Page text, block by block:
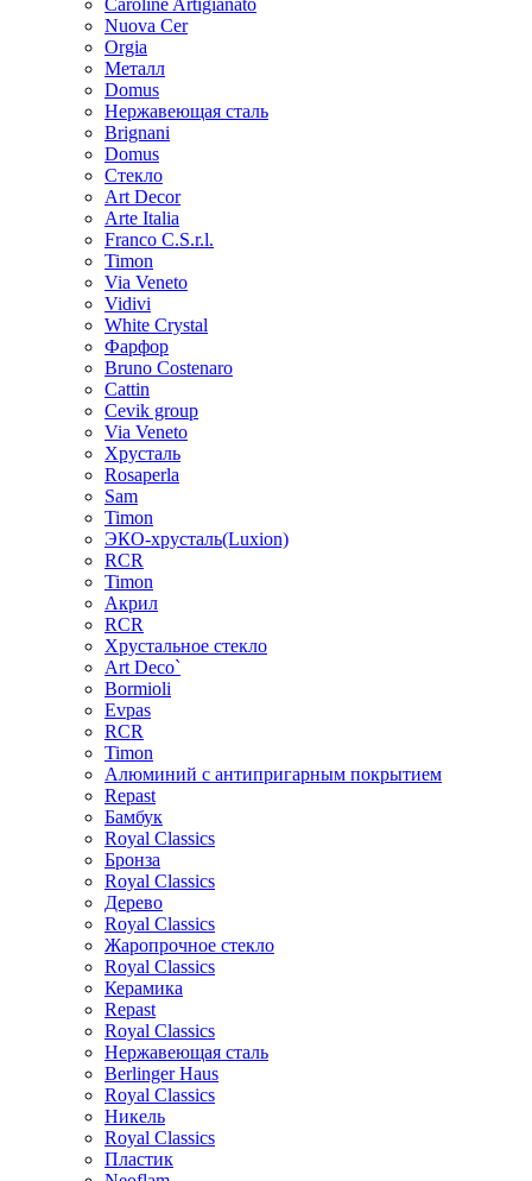
Caroline Artigianato
Nuova Cer
Orgia
Металл
Domus
Нержавеющая сталь
Brignani
Domus
Стекло
Art Decor
Arte Italia
Franco C.S.r.l.
Timon
Via Veneto
Vidivi
White Crystal
Фарфор
Bruno Costenaro
Cattin
Cevik group
Via Veneto
Хрусталь
Rosaperla
Sam
Timon
ЭКО-хрусталь(Luxion)
RCR
Timon
Акрил
RCR
Хрустальное стекло
Art Deco`
Bormioli
Evpas
RCR
Timon
Алюминий с антипригарным покрытием
Repast
Бамбук
Royal Classics
Бронза
Royal Classics
Дерево
Royal Classics
Жаропрочное стекло
Royal Classics
Керамика
Repast
Royal Classics
Нержавеющая сталь
Berlinger Haus
Royal Classics
Никель
Royal Classics
Пластик